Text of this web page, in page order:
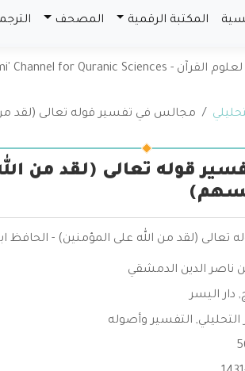
المكتبة الرقمية المصحف
مجالس في تفسير قوله تعالى (لقد
قوله تعالى (لقد من
(لقد من الله على المؤمنين) - الحافظ
ناصر الدين الدمشقي
, دار اليسر
, التفسير وأصوله